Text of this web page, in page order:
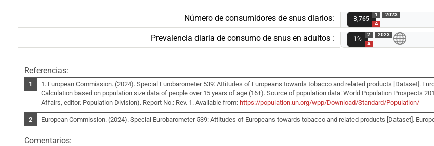
Número de consumidores de snus diarios: 3,765
1
A
2023
Prevalencia diaria de consumo de snus en adultos : 1%
2
A
2023
Referencias:
1. European Commission. (2024). Special Eurobarometer 539: Attitudes of Europeans towards tobacco and related products [Dataset].
Calculation based on population size data of people over 15 years of age (16+). Source of population data: World Population Prospects
Affairs, editor. Population Division). Report No.: Rev. 1. Available from: https://population.un.org/wpp/Download/Standard/Population/
European Commission. (2024). Special Eurobarometer 539: Attitudes of Europeans towards tobacco and related products [Dataset].
Comentarios: